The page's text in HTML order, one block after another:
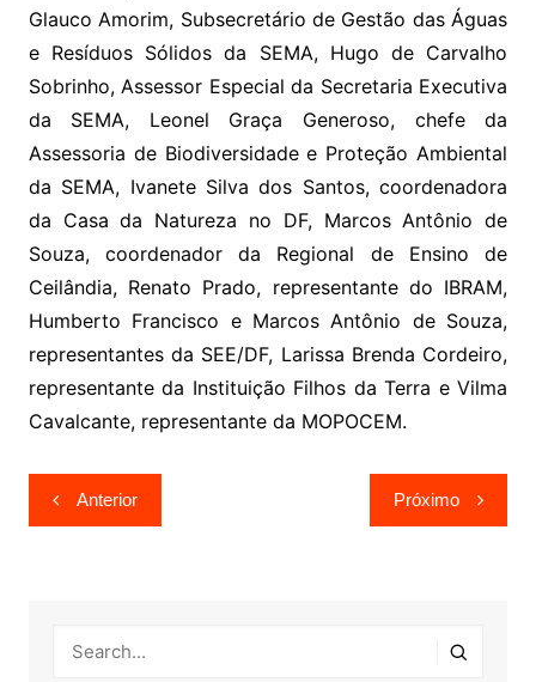
Glauco Amorim, Subsecretário de Gestão das Águas
e Resíduos Sólidos da SEMA, Hugo de Carvalho
Sobrinho, Assessor Especial da Secretaria Executiva
da SEMA, Leonel Graça Generoso, chefe da
Assessoria de Biodiversidade e Proteção Ambiental
da SEMA, Ivanete Silva dos Santos, coordenadora
da Casa da Natureza no DF, Marcos Antônio de
Souza, coordenador da Regional de Ensino de
Ceilândia, Renato Prado, representante do IBRAM,
Humberto Francisco e Marcos Antônio de Souza,
representantes da SEE/DF, Larissa Brenda Cordeiro,
representante da Instituição Filhos da Terra e Vilma
Cavalcante, representante da MOPOCEM.
Navegação
de
Anterior Próximo